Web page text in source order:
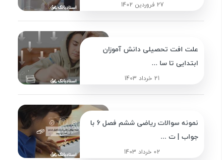
27 فروردین 1402
علت افت تحصیلی دانش آموزان
ابتدایی تا سا ...
21 خرداد 1403
نمونه سوالات ریاضی ششم فصل 6 با
جواب | ت ...
02 خرداد 1403